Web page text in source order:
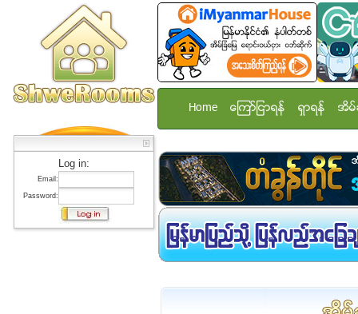
Log in:
Email:
Password:
Home ေၾကာ္ျငာရန္ ရွာရန္ အိမ္